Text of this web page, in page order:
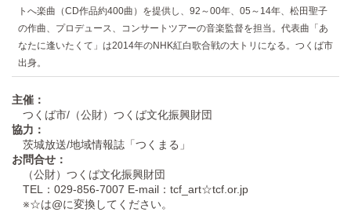
トへ楽曲（CD作品約400曲）を提供し、92～00年、05～14年、松田聖子
の作曲、プロデュース、コンサートツアーの音楽監督を担当。代表曲「あ
なたに逢いたくて」は2014年のNHK紅白歌合戦の大トリになる。つくば市
出身。
主催：
つくば市/（公財）つくば文化振興財団
協力：
茨城放送/地域情報誌「つくまる」
お問合せ：
（公財）つくば文化振興財団
TEL：029-856-7007 E-mail：tcf_art☆tcf.or.jp
※☆は@に変換してください。